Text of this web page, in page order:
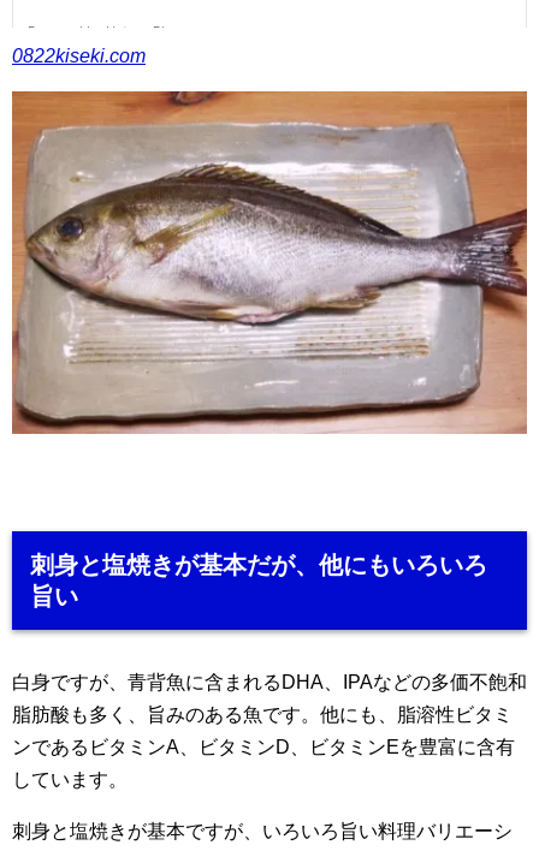
0822kiseki.com
刺身と塩焼きが基本だが、他にもいろいろ
旨い
白身ですが、青背魚に含まれるDHA、IPAなどの多価不飽和
脂肪酸 も多く、旨みのある魚です。他にも、脂溶性ビタミ
ンであるビタミンA、ビタミンD、ビタミンEを豊富に含有
しています。
刺身と塩焼きが基本ですが、いろいろ旨い料理バリエーシ